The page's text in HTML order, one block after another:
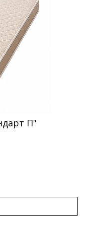
П"